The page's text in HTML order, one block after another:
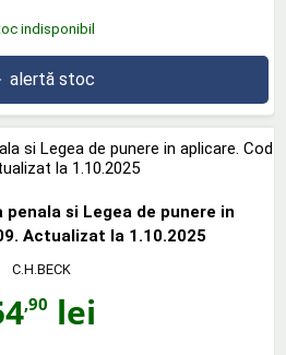
indisponibil
alertă stoc
penala si Legea de punere in
Actualizat la 1.10.2025
C.H.BECK
,90 lei